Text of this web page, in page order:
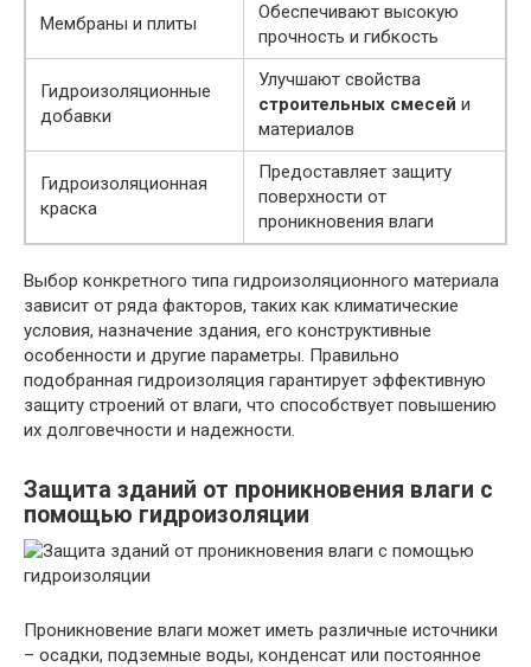
Мембраны и плиты
Обеспечивают высокую
прочность и гибкость
Гидроизоляционные
добавки
Улучшают свойства
строительных смесей и
материалов
Гидроизоляционная
краска
Предоставляет защиту
поверхности от
проникновения влаги
Выбор конкретного типа гидроизоляционного материала
зависит от ряда факторов, таких как климатические
условия, назначение здания, его конструктивные
особенности и другие параметры. Правильно
подобранная гидроизоляция гарантирует эффективную
защиту строений от влаги, что способствует повышению
их долговечности и надежности.
Защита зданий от проникновения влаги с
помощью гидроизоляции
Проникновение влаги может иметь различные источники
– осадки, подземные воды, конденсат или постоянное